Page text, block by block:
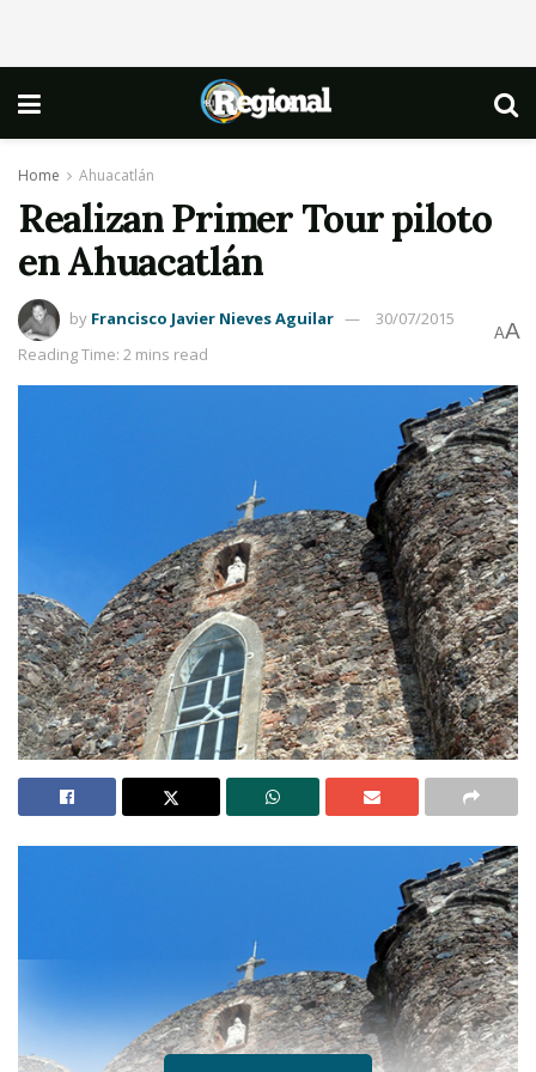
Home Ahuacatlán
Realizan Primer Tour piloto
en Ahuacatlán
by Francisco Javier Nieves Aguilar
30/07/2015
Reading Time: 2 mins read
AA